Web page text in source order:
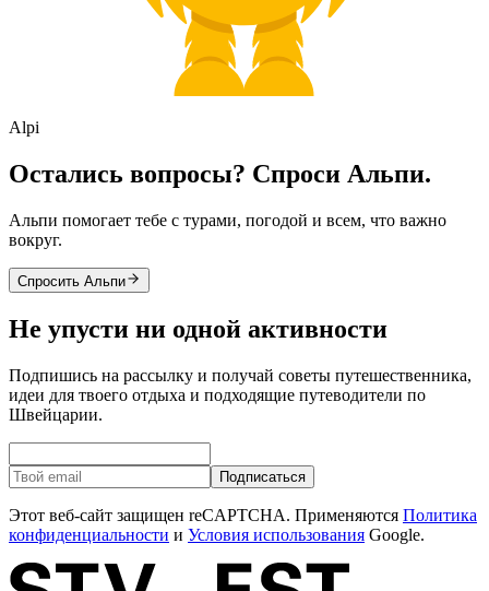
Alpi
Остались вопросы? Спроси Альпи.
Альпи помогает тебе с турами, погодой и всем, что важно
вокруг.
Спросить Альпи
Не упусти ни одной активности
Подпишись на рассылку и получай советы путешественника,
идеи для твоего отдыха и подходящие путеводители по
Швейцарии.
Подписаться
Этот веб-сайт защищен reCAPTCHA. Применяются Политика
конфиденциальности и Условия использования Google.